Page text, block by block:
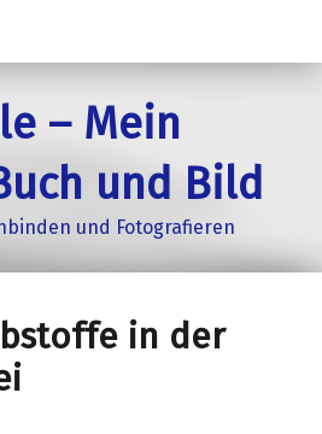
– Mein
und Bild
und Fotografieren
in der